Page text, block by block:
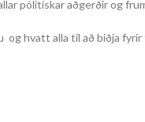
pólitískar aðgerðir og
hvatt alla til að biðja